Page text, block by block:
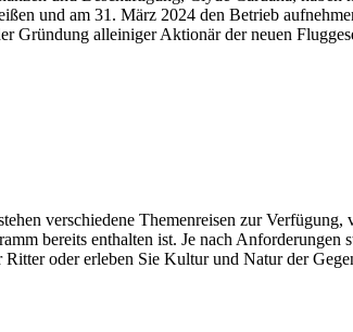
und am 31. März 2024 den Betrieb
alleiniger Aktionär der neuen
verschiedene Themenreisen zur
bereits enthalten ist. Je nach
oder erleben Sie Kultur und Natur der